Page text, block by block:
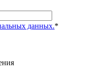
данных.*